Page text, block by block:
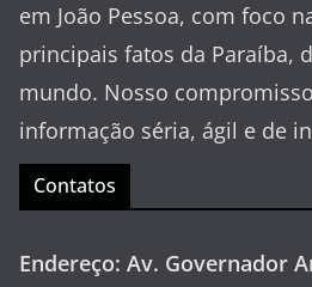
em João Pessoa, com foco
principais fatos da Paraíba,
mundo. Nosso
informação séria, ágil e de
Contatos
Endereço: Av. Governador